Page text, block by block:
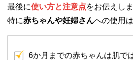
最後に使い方と注意点をお伝えしま
特に赤ちゃんや妊婦さんへの使用
6か月までの赤ちゃんは肌で